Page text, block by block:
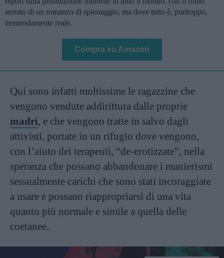
serrato di un romanzo di spionaggio, ma dove tutto è, purtroppo,
tremendamente reale.
Compra su Amazon
Qui sono infatti moltissime le ragazzine che
vengono vendute addirittura dalle proprie
madri, e che vengono tratte in salvo dagli
attivisti, portate in un rifugio dove vengono,
con l’aiuto dei terapeuti, “de-erotizzate”, nella
speranza che possano abbandonare i manierismi
sessualmente carichi che sono stati incoraggiate
a usare e possano riappropriarsi di una vita
quanto più normale e simile a quella delle
coetanee.